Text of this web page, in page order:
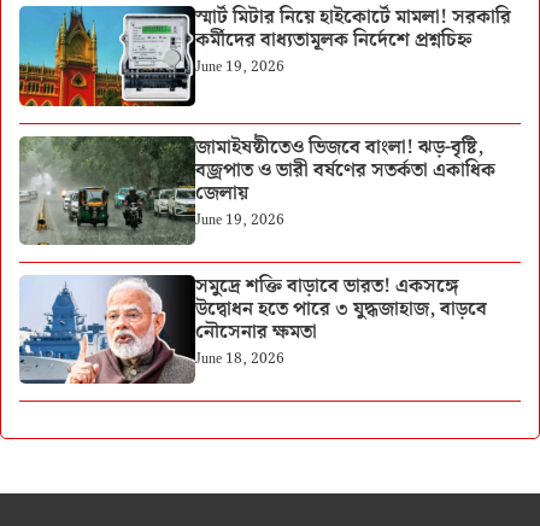
স্মার্ট মিটার নিয়ে হাইকোর্টে মামলা! সরকারি
কর্মীদের বাধ্যতামূলক নির্দেশে প্রশ্নচিহ্ন
June 19, 2026
জামাইষষ্ঠীতেও ভিজবে বাংলা! ঝড়-বৃষ্টি,
বজ্রপাত ও ভারী বর্ষণের সতর্কতা একাধিক
জেলায়
June 19, 2026
সমুদ্রে শক্তি বাড়াবে ভারত! একসঙ্গে
উদ্বোধন হতে পারে ৩ যুদ্ধজাহাজ, বাড়বে
নৌসেনার ক্ষমতা
June 18, 2026